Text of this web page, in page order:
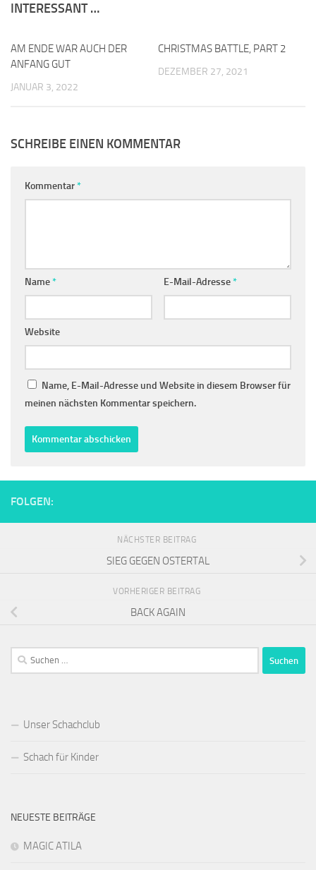
INTERESSANT …
AM ENDE WAR AUCH DER
ANFANG GUT
JANUAR 3, 2022
CHRISTMAS BATTLE, PART 2
DEZEMBER 27, 2021
SCHREIBE EINEN KOMMENTAR
Kommentar*
Name* E-Mail-Adresse*
Website
Name, E-Mail-Adresse und Website in diesem Browser für
meinen nächsten Kommentar speichern.
FOLGEN:
NÄCHSTER BEITRAG
SIEG GEGEN OSTERTAL
VORHERIGER BEITRAG
BACK AGAIN
Suchen
nach:
Unser Schachclub
Schach für Kinder
NEUESTE BEITRÄGE
MAGIC ATILA